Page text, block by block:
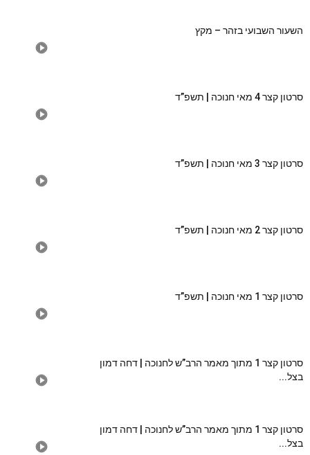
השעור השבועי בזהר – מקץ
סרטון קצר 4 מאי חנוכה | תשפ”ד
סרטון קצר 3 מאי חנוכה | תשפ”ד
סרטון קצר 2 מאי חנוכה | תשפ”ד
סרטון קצר 1 מאי חנוכה | תשפ”ד
סרטון קצר 1 מתוך מאמר הרב”ש לחנוכה | דחה דמון
בצל...
סרטון קצר 1 מתוך מאמר הרב”ש לחנוכה | דחה דמון
בצל...